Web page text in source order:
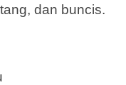
dan buncis.